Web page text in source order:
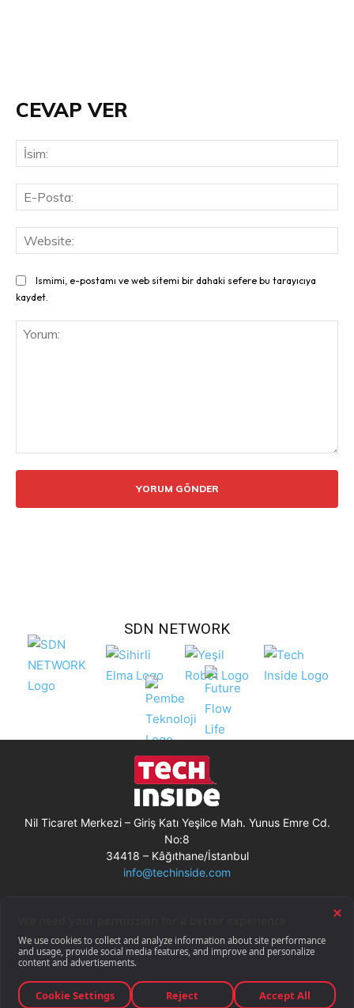
CEVAP VER
Ismimi, e-postamı ve web sitemi bir dahaki sefere bu tarayıcıya
kaydet.
SDN NETWORK
Nil Ticaret Merkezi – Giriş Katı Yeşilce Mah. Yunus Emre Cd.
No:8
34418 – Kâğıthane/İstanbul
info@techinside.com
Gizlilik Bildirimi
RSS
© Techinside.com, İnternet Medyası